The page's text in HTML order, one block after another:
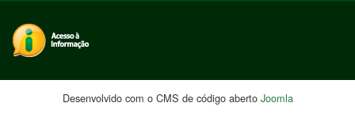
Desenvolvido com o CMS de código aberto Joomla